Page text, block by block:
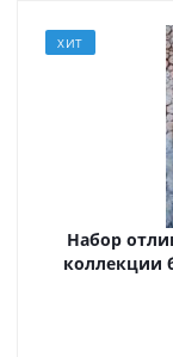
ХИТ
Набор
коллекции